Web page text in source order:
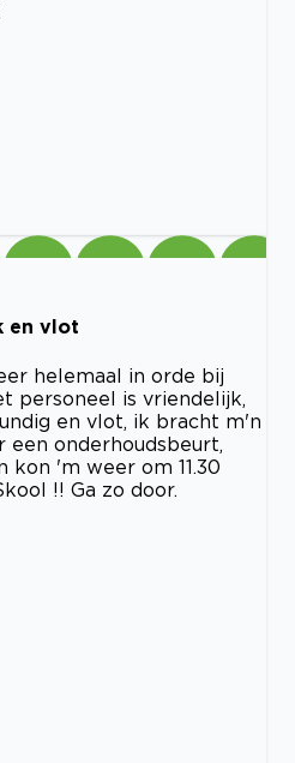
en vlot
helemaal in orde bij
personeel is vriendelijk,
en vlot, ik bracht m'n
een onderhoudsbeurt,
kon 'm weer om 11.30
!! Ga zo door.